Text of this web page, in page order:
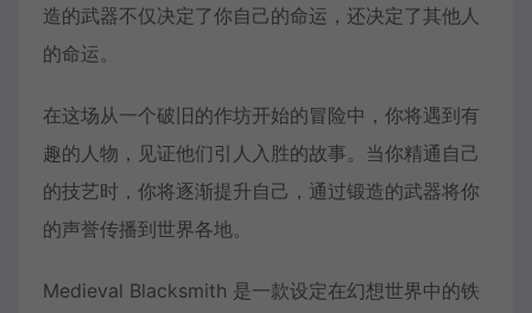
造的武器不仅决定了你自己的命运，还决定了其他人
的命运。
在这场从一个破旧的作坊开始的冒险中，你将遇到有
趣的人物，见证他们引人入胜的故事。当你精通自己
的技艺时，你将逐渐提升自己，通过锻造的武器将你
的声誉传播到世界各地。
Medieval Blacksmith 是一款设定在幻想世界中的铁